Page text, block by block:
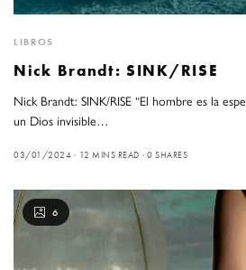
LIBROS
Nick Brandt: SINK/RISE
Nick Brandt: SINK/RISE “El hombre es la
un Dios invisible…
03/01/2024 12 MINS READ 0 SHARES
6